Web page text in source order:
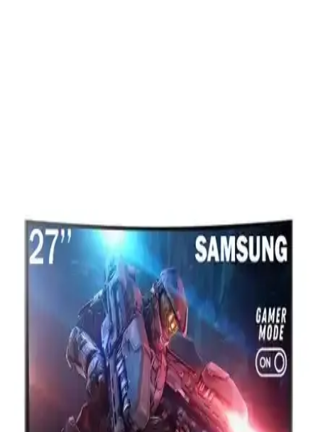
Ultrax 15.6 İnç Taşınabilir Monitör: Yüksek
Performans ve Taşınabilirlik Özellikleri
Ultrax 15.6 inç taşınabilir monitör, yüksek çözünürlük, kolay
bağlantı ve hafif tasarımıyla hem profesyonel hem de eğlence amaçlı
kullanım sağlar, hareket halindeyken bile üstün görüntü kalitesi
Fury 19 İnç Geniş Ekran LED Monitör ile Yüksek
Performans ve Çok Yönlü Kullanım
Fury 19'' LED monitör, yüksek çözünürlük ve 75 Hz yenileme
hızıyla net ve akıcı görüntü sağlar. Çoklu bağlantı seçenekleri ve
enerji tasarrufu özellikleriyle hem profesyonel hem de eğlence